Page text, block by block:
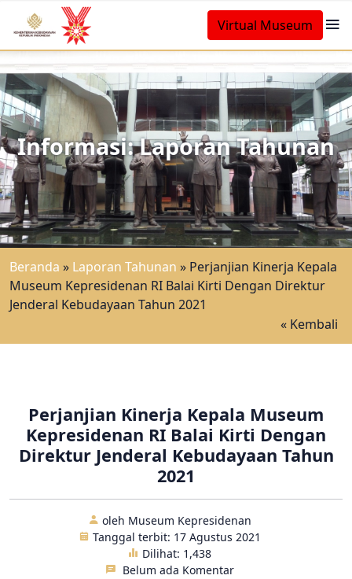
Virtual Museum
Informasi: Laporan Tahunan
Beranda » Laporan Tahunan » Perjanjian Kinerja Kepala
Museum Kepresidenan RI Balai Kirti Dengan Direktur
Jenderal Kebudayaan Tahun 2021
« Kembali
Perjanjian Kinerja Kepala Museum
Kepresidenan RI Balai Kirti Dengan
Direktur Jenderal Kebudayaan Tahun
2021
oleh Museum Kepresidenan
Tanggal terbit: 17 Agustus 2021
Dilihat: 1,438
Belum ada Komentar